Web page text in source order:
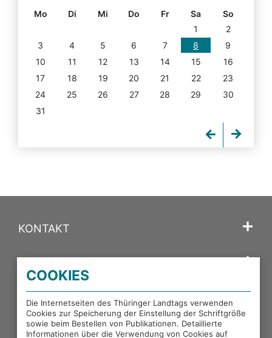
Mo Di Mi Do Fr Sa
So
1
2
3
4 5 6 7 8
9
10
11 12 13 14 15
16
17
18 19 20 21 22
23
24
25 26 27 28 29
30
31
KONTAKT
PORTALE DES THÜRINGER LANDTAGS
EXTERNE LINKS
COOKIES
Die Internetseiten des Thüringer Landtags verwenden
Cookies zur Speicherung der Einstellung der Schriftgröße
sowie beim Bestellen von Publikationen. Detaillierte
Informationen über die Verwendung von Cookies auf